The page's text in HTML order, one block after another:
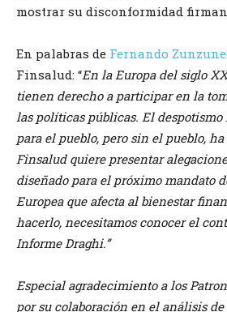
mostrar su disconformidad
En palabras de Fernando
Finsalud: “En la Europa del siglo
tienen derecho a participar en la
las políticas públicas. El despotismo
para el pueblo, pero sin el pueblo, ha
Finsalud quiere presentar
diseñado para el próximo mandato
Europea que afecta al bienestar
hacerlo, necesitamos conocer el
Informe Draghi.”
Especial agradecimiento a los
por su colaboración en el análisis